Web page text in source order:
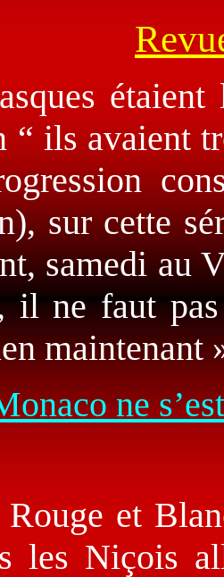
“ ils avaient
sur cette
samedi au
il ne faut pas
maintenant
ne
et
les Niçois